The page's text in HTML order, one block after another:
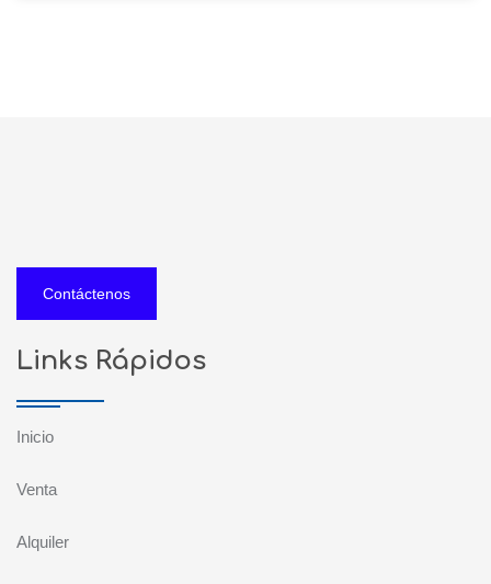
Contáctenos
Links Rápidos
Inicio
Venta
Alquiler